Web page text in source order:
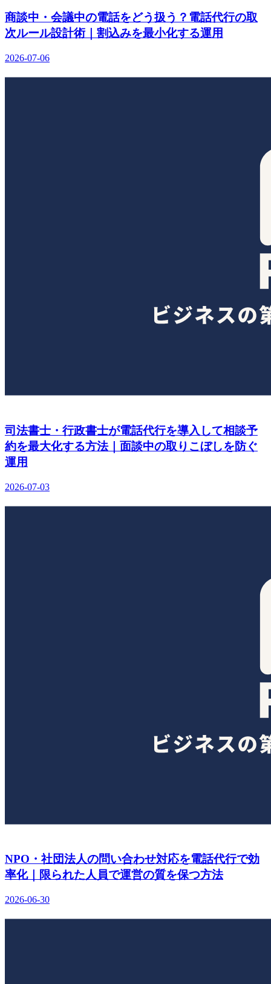
商談中・会議中の電話をどう扱う？電話代行の取
次ルール設計術｜割込みを最小化する運用
2026-07-06
司法書士・行政書士が電話代行を導入して相談予
約を最大化する方法｜面談中の取りこぼしを防ぐ
運用
2026-07-03
NPO・社団法人の問い合わせ対応を電話代行で効
率化｜限られた人員で運営の質を保つ方法
2026-06-30